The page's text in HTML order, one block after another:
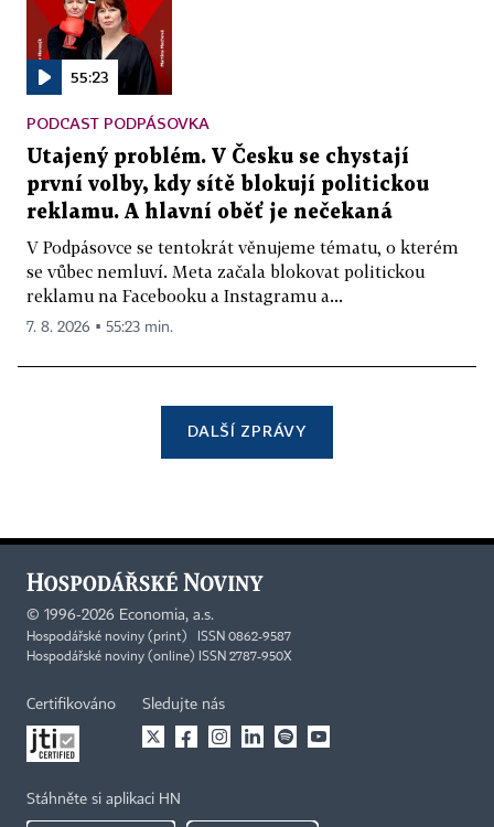
55:23
PODCAST PODPÁSOVKA
Utajený problém. V Česku se chystají
první volby, kdy sítě blokují politickou
reklamu. A hlavní oběť je nečekaná
V Podpásovce se tentokrát věnujeme tématu, o kterém
se vůbec nemluví. Meta začala blokovat politickou
reklamu na Facebooku a Instagramu a...
7. 8. 2026 ▪ 55:23 min.
DALŠÍ ZPRÁVY
© 1996-2026 Economia, a.s.
Hospodářské noviny (print) ISSN 0862-9587
Hospodářské noviny (online) ISSN 2787-950X
Certifikováno Sledujte nás
Stáhněte si aplikaci HN